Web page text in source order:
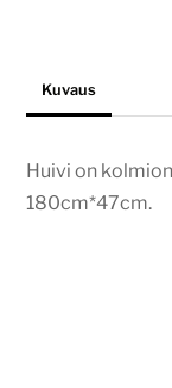
Kuvaus
Huivi on
180cm*47cm.